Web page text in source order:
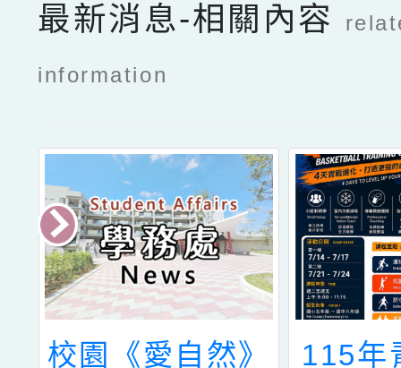
最新消息-相關內容
information
115年青埔國中
「能